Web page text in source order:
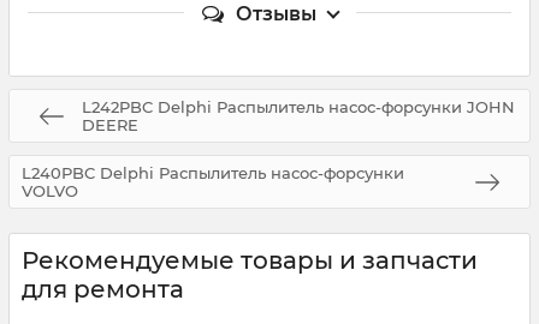
Отзывы
L242PBC Delphi Распылитель насос-форсунки JOHN
DEERE
L240PBC Delphi Распылитель насос-форсунки
VOLVO
Рекомендуемые товары и запчасти
для ремонта